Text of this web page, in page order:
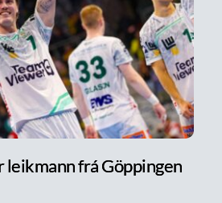
frá Göppingen